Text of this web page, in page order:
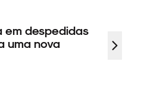
despedidas
uma nova